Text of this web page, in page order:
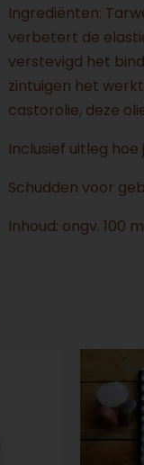
Ingrediënten:
verbetert de
verstevigd het
zintuigen het
castorolie, deze
Inclusief uitleg
Schudden voor
Inhoud: ongv. 100
product
heeft